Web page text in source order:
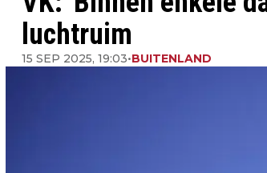
luchtruim
15 SEP 2025, 19:03•BUITENLAND